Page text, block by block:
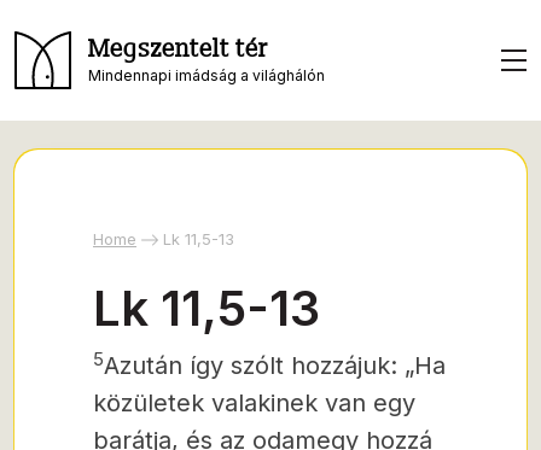
Megszentelt tér
Mindennapi imádság a világhálón
Home Lk 11,5-13
Lk 11,5-13
5Azután így szólt hozzájuk: „Ha
közületek valakinek van egy
barátja, és az odamegy hozzá